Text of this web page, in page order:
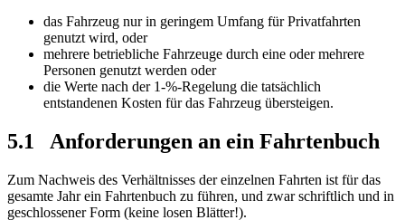
das Fahrzeug nur in geringem Umfang für Privatfahrten
genutzt wird, oder
mehrere betriebliche Fahrzeuge durch eine oder mehrere
Personen genutzt werden oder
die Werte nach der 1-%-Regelung die tatsächlich
entstandenen Kosten für das Fahrzeug übersteigen.
5.1 Anforderungen an ein Fahrtenbuch
Zum Nachweis des Verhältnisses der einzelnen Fahrten ist für das
gesamte Jahr ein Fahrtenbuch zu führen, und zwar schriftlich und in
geschlossener Form (keine losen Blätter!).